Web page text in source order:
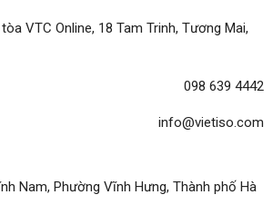
VTC Online, 18 Tam Trinh, Tương Mai,
098 639 4442
info@vietiso.com
Nam, Phường Vĩnh Hưng, Thành phố Hà